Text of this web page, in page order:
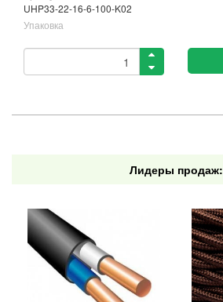
UHP33-22-16-6-100-K02
Упаковка
Лидеры продаж: